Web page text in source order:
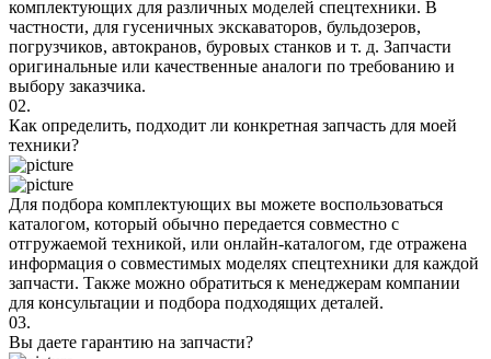
комплектующих для различных моделей спецтехники. В
частности, для гусеничных экскаваторов, бульдозеров,
погрузчиков, автокранов, буровых станков и т. д. Запчасти
оригинальные или качественные аналоги по требованию и
выбору заказчика.
02.
Как определить, подходит ли конкретная запчасть для моей
техники?
Для подбора комплектующих вы можете воспользоваться
каталогом, который обычно передается совместно с
отгружаемой техникой, или онлайн-каталогом, где отражена
информация о совместимых моделях спецтехники для каждой
запчасти. Также можно обратиться к менеджерам компании
для консультации и подбора подходящих деталей.
03.
Вы даете гарантию на запчасти?